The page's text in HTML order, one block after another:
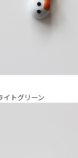
イトグリーン